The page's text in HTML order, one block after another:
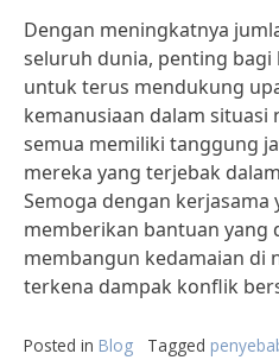
Dengan meningkatnya
seluruh dunia, penting
untuk terus mendukung
kemanusiaan dalam situasi
semua memiliki tanggung
mereka yang terjebak
Semoga dengan kerjasama
memberikan bantuan yang
membangun kedamaian di
terkena dampak konflik
Posted in Blog Tagged